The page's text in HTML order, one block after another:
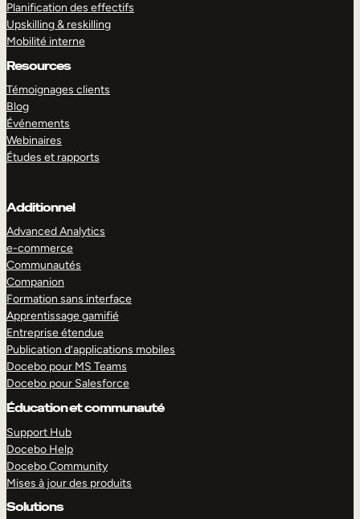
Planification des effectifs
Upskilling & reskilling
Mobilité interne
Resources
Témoignages clients
Blog
Événements
Webinaires
Études et rapports
Additionnel
Advanced Analytics
e-commerce
Communautés
Companion
Formation sans interface
Apprentissage gamifié
Entreprise étendue
Publication d’applications mobiles
Docebo pour MS Teams
Docebo pour Salesforce
Éducation et communauté
Support Hub
Docebo Help
Docebo Community
Mises à jour des produits
Solutions